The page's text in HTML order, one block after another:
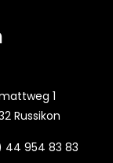
1
Russikon
44 954 83 83